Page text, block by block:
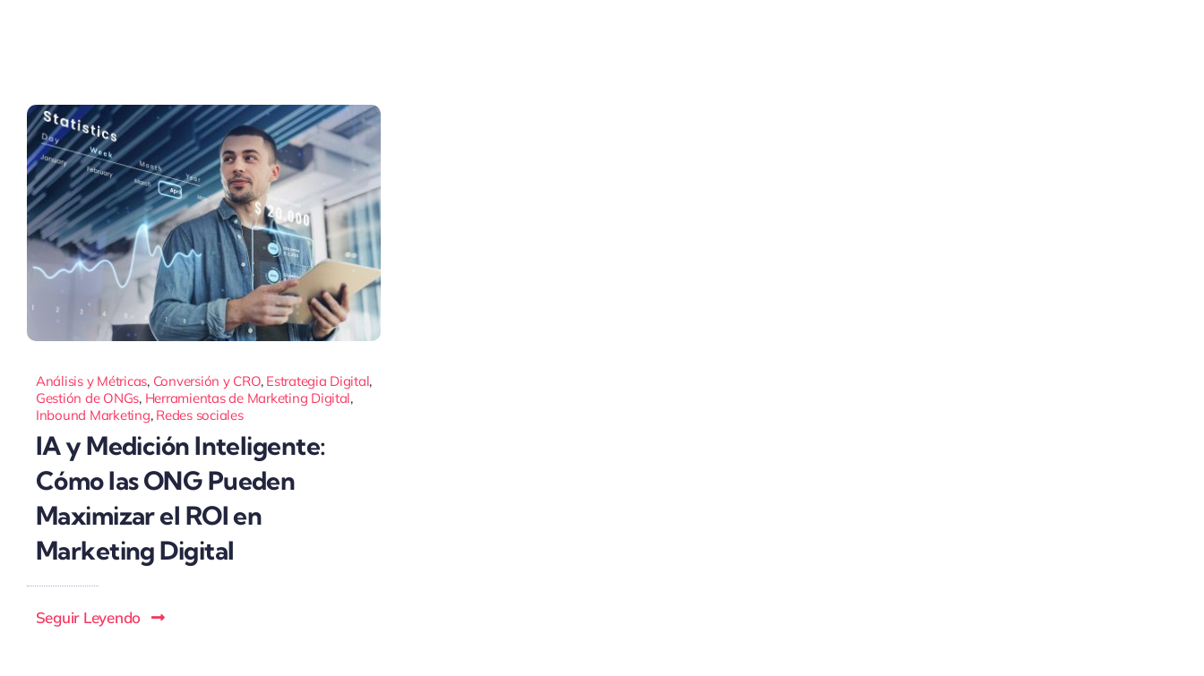
Análisis y Métricas, Conversión y CRO, Estrategia Digital,
Gestión de ONGs, Herramientas de Marketing Digital,
Inbound Marketing, Redes sociales
IA y Medición Inteligente:
Cómo las ONG Pueden
Maximizar el ROI en
Marketing Digital
Seguir Leyendo